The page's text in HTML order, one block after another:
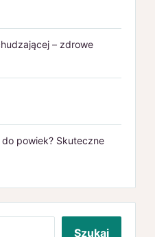
– zdrowe
powiek? Skuteczne